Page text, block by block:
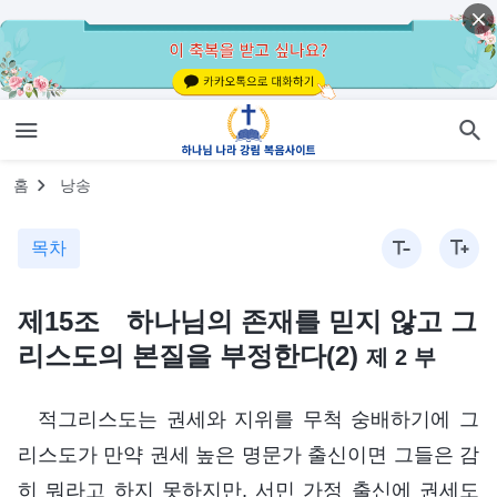
홈 낭송
목차
제15조 하나님의 존재를 믿지 않고 그
리스도의 본질을 부정한다(2) 제 2 부
적그리스도는 권세와 지위를 무척 숭배하기에 그
리스도가 만약 권세 높은 명문가 출신이면 그들은 감
히 뭐라고 하지 못하지만, 서민 가정 출신에 권세도